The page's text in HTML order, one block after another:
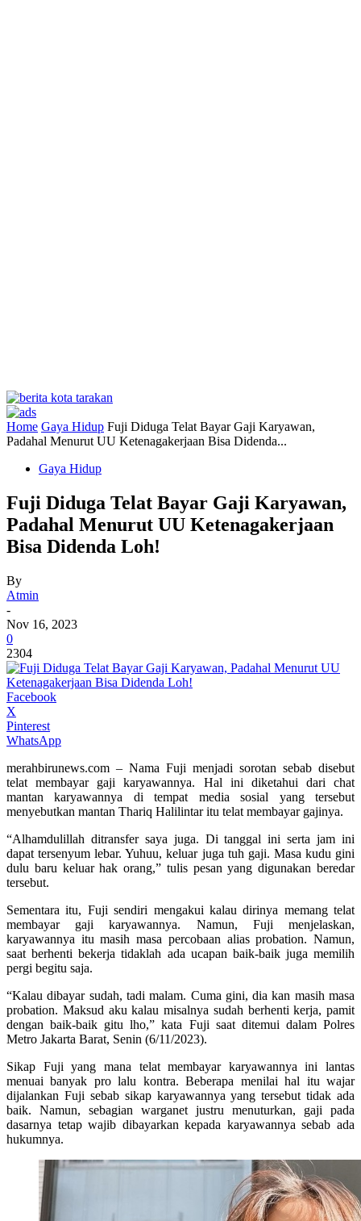
Home Gaya Hidup Fuji Diduga Telat Bayar Gaji Karyawan,
Padahal Menurut UU Ketenagakerjaan Bisa Didenda...
Gaya Hidup
Fuji Diduga Telat Bayar Gaji Karyawan,
Padahal Menurut UU Ketenagakerjaan
Bisa Didenda Loh!
By
Atmin
-
Nov 16, 2023
0
2304
Facebook
X
Pinterest
WhatsApp
merahbirunews.com – Nama Fuji menjadi sorotan sebab disebut
telat membayar gaji karyawannya. Hal ini diketahui dari chat
mantan karyawannya di tempat media sosial yang tersebut
menyebutkan mantan Thariq Halilintar itu telat membayar gajinya.
“Alhamdulillah ditransfer saya juga. Di tanggal ini serta jam ini
dapat tersenyum lebar. Yuhuu, keluar juga tuh gaji. Masa kudu gini
dulu baru keluar hak orang,” tulis pesan yang digunakan beredar
tersebut.
Sementara itu, Fuji sendiri mengakui kalau dirinya memang telat
membayar gaji karyawannya. Namun, Fuji menjelaskan,
karyawannya itu masih masa percobaan alias probation. Namun,
saat berhenti bekerja tidaklah ada ucapan baik-baik juga memilih
pergi begitu saja.
“Kalau dibayar sudah, tadi malam. Cuma gini, dia kan masih masa
probation. Maksud aku kalau misalnya sudah berhenti kerja, pamit
dengan baik-baik gitu lho,” kata Fuji saat ditemui dalam Polres
Metro Jakarta Barat, Senin (6/11/2023).
Sikap Fuji yang mana telat membayar karyawannya ini lantas
menuai banyak pro lalu kontra. Beberapa menilai hal itu wajar
dijalankan Fuji sebab sikap karyawannya yang tersebut tidak ada
baik. Namun, sebagian warganet justru menuturkan, gaji pada
dasarnya tetap wajib dibayarkan kepada karyawannya sebab ada
hukumnya.